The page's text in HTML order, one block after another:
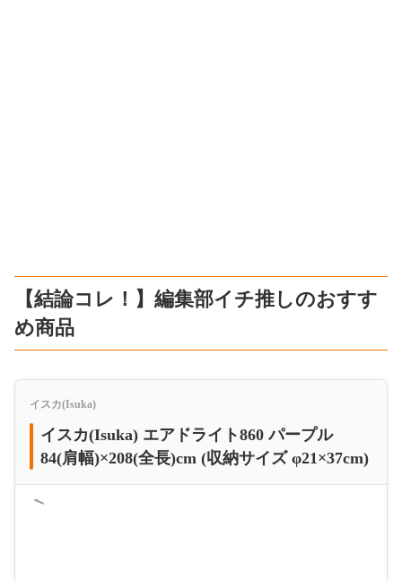
【結論コレ！】編集部イチ推しのおすす
め商品
イスカ(Isuka)
イスカ(Isuka) エアドライト860 パープル
84(肩幅)×208(全長)cm (収納サイズ φ21×37cm)
＜